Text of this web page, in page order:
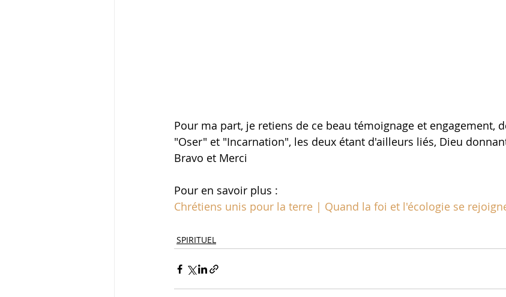
Pour ma part, je retiens de ce beau témoignage et engagement,
"Oser" et "Incarnation", les deux étant d'ailleurs liés, Dieu
Bravo et Merci
Pour en savoir plus :
Chrétiens unis pour la terre | Quand la foi et l'écologie se
SPIRITUEL